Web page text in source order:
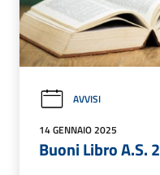
AVVISI
14 GENNAIO 2025
Buoni Libro A.S.